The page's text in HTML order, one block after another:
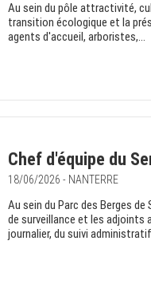
Au sein du pôle attractivité,
transition écologique et la
agents d'accueil, arboristes,...
Chef d'équipe du
18/06/2026 - NANTERRE
Au sein du Parc des Berges
de surveillance et les adjoints
journalier, du suivi